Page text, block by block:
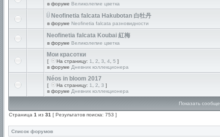
в форуме Великолепие цветка
Neofinetia falcata Hakubotan 白牡丹
в форуме Neofinetia falcata разновидности
Neofinetia falcata Koubai 紅梅
в форуме Великолепие цветка
Мои красотки
[ На страницу: 1 2 3 4 5 ]
в форуме Дневник коллекционера
Néos in bloom 2017
[ На страницу: 1 2 3 ]
в форуме Дневник коллекционера
Показать
Страница 1 из 31 [ Результатов поиска: 753 ]
Список форумов